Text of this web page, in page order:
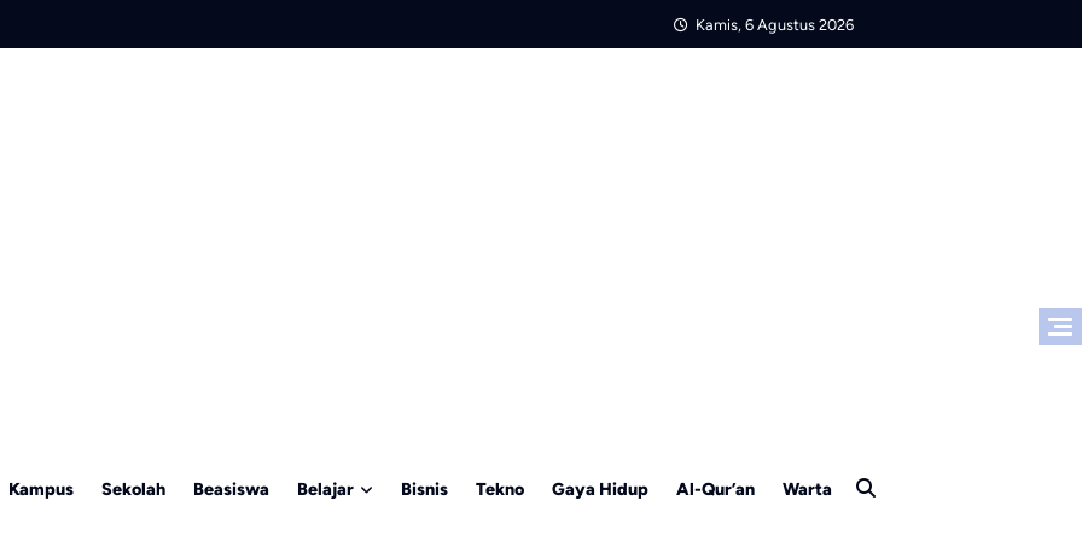
Kamis, 6 Agustus 2026
Kampus Sekolah Beasiswa Belajar Bisnis Tekno Gaya Hidup Al-Qur’an Warta